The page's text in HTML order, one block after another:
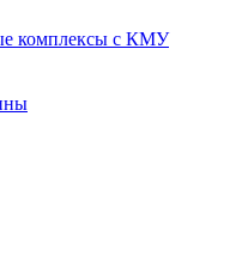
комплексы с КМУ